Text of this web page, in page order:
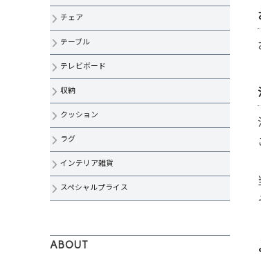
チェア
テーブル
テレビボード
収納
クッション
ラグ
インテリア雑貨
スペシャルプライス
ABOUT